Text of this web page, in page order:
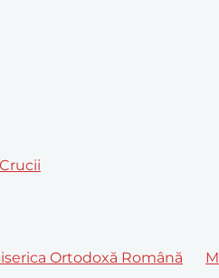
Ortodoxă Română